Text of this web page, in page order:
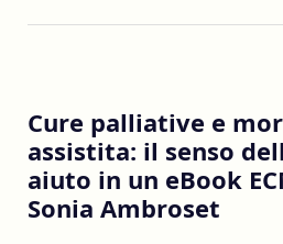
Cure palliative e
assistita: il senso
aiuto in un eBook
Sonia Ambroset